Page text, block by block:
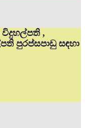
,
පුරප්සපාඩු සඳහා